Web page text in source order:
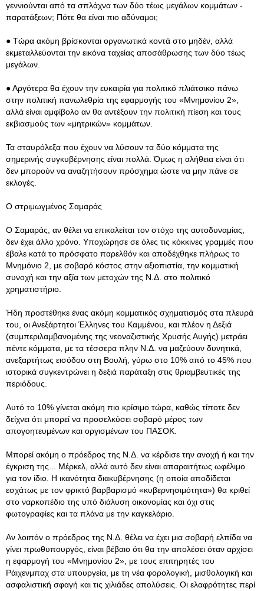
γεννιούνται από τα σπλάχνα των δύο τέως μεγάλων κομμάτων -
παρατάξεων; Πότε θα είναι πιο αδύναμοι;
● Τώρα ακόμη βρίσκονται οργανωτικά κοντά στο μηδέν, αλλά
εκμεταλλεύονται την εικόνα ταχείας αποσάθρωσης των δύο τέως
μεγάλων.
● Αργότερα θα έχουν την ευκαιρία για πολιτικό πλιάτσικο πάνω
στην πολιτική πανωλεθρία της εφαρμογής του «Μνημονίου 2»,
αλλά είναι αμφίβολο αν θα αντέξουν την πολιτική πίεση και τους
εκβιασμούς των «μητρικών» κομμάτων.
Τα σταυρόλεξα που έχουν να λύσουν τα δύο κόμματα της
σημερινής συγκυβέρνησης είναι πολλά. Όμως η αλήθεια είναι ότι
δεν μπορούν να αναζητήσουν πρόσχημα ώστε να μην πάνε σε
εκλογές.
Ο στριμωγμένος Σαμαράς
Ο Σαμαράς, αν θέλει να επικαλείται τον στόχο της αυτοδυναμίας,
δεν έχει άλλο χρόνο. Υποχώρησε σε όλες τις κόκκινες γραμμές που
έβαλε κατά το πρόσφατο παρελθόν και αποδέχθηκε πλήρως το
Μνημόνιο 2, με σοβαρό κόστος στην αξιοπιστία, την κομματική
συνοχή και την αξία των μετοχών της Ν.Δ. στο πολιτικό
χρηματιστήριο.
Ήδη προστέθηκε ένας ακόμη κομματικός σχηματισμός στα πλευρά
του, οι Ανεξάρτητοι Έλληνες του Καμμένου, και πλέον η Δεξιά
(συμπεριλαμβανομένης της νεοναζιστικής Χρυσής Αυγής) μετράει
πέντε κόμματα, με τα τέσσερα πλην Ν.Δ. να μαζεύουν δυνητικά,
ανεξαρτήτως εισόδου στη Βουλή, γύρω στο 10% από το 45% που
ιστορικά συγκεντρώνει η δεξιά παράταξη στις θριαμβευτικές της
περιόδους.
Αυτό το 10% γίνεται ακόμη πιο κρίσιμο τώρα, καθώς τίποτε δεν
δείχνει ότι μπορεί να προσελκύσει σοβαρό μέρος των
απογοητευμένων και οργισμένων του ΠΑΣΟΚ.
Μπορεί ακόμη ο πρόεδρος της Ν.Δ. να κέρδισε την ανοχή ή και την
έγκριση της... Μέρκελ, αλλά αυτό δεν είναι απαραιτήτως ωφέλιμο
για τον ίδιο. Η ικανότητα διακυβέρνησης (η οποία αποδίδεται
εσχάτως με τον φρικτό βαρβαρισμό «κυβερνησιμότητα») θα κριθεί
στο ναρκοπέδιο της υπό διάλυση οικονομίας και όχι στις
φωτογραφίες και τα πλάνα με την καγκελάριο.
Αν λοιπόν ο πρόεδρος της Ν.Δ. θέλει να έχει μια σοβαρή ελπίδα να
γίνει πρωθυπουργός, είναι βέβαιο ότι θα την απολέσει όταν αρχίσει
η εφαρμογή του «Μνημονίου 2», με τους επιτηρητές του
Ράιχενμπαχ στα υπουργεία, με τη νέα φορολογική, μισθολογική και
ασφαλιστική σφαγή και τις χιλιάδες απολύσεις. Οι ελαφρότητες περί